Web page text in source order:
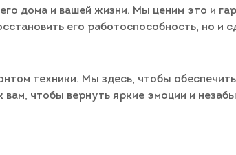
дома и вашей жизни. Мы ценим это и
его работоспособность, но и
техники. Мы здесь, чтобы
чтобы вернуть яркие эмоции и